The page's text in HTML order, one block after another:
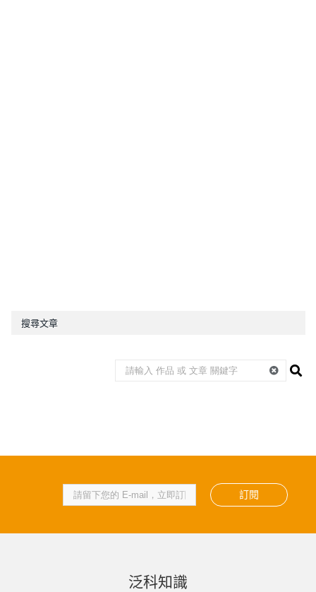
搜尋文章
訂閱
泛科知識